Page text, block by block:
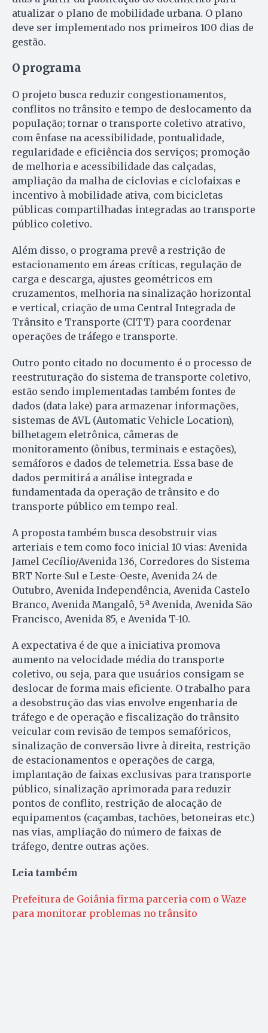
atualizar o plano de mobilidade urbana. O plano
deve ser implementado nos primeiros 100 dias de
gestão.
O programa
O projeto busca reduzir congestionamentos,
conflitos no trânsito e tempo de deslocamento da
população; tornar o transporte coletivo atrativo,
com ênfase na acessibilidade, pontualidade,
regularidade e eficiência dos serviços; promoção
de melhoria e acessibilidade das calçadas,
ampliação da malha de ciclovias e ciclofaixas e
incentivo à mobilidade ativa, com bicicletas
públicas compartilhadas integradas ao transporte
público coletivo.
Além disso, o programa prevê a restrição de
estacionamento em áreas críticas, regulação de
carga e descarga, ajustes geométricos em
cruzamentos, melhoria na sinalização horizontal
e vertical, criação de uma Central Integrada de
Trânsito e Transporte (CITT) para coordenar
operações de tráfego e transporte.
Outro ponto citado no documento é o processo de
reestruturação do sistema de transporte coletivo,
estão sendo implementadas também fontes de
dados (data lake) para armazenar informações,
sistemas de AVL (Automatic Vehicle Location),
bilhetagem eletrônica, câmeras de
monitoramento (ônibus, terminais e estações),
semáforos e dados de telemetria. Essa base de
dados permitirá a análise integrada e
fundamentada da operação de trânsito e do
transporte público em tempo real.
A proposta também busca desobstruir vias
arteriais e tem como foco inicial 10 vias: Avenida
Jamel Cecílio/Avenida 136, Corredores do Sistema
BRT Norte-Sul e Leste-Oeste, Avenida 24 de
Outubro, Avenida Independência, Avenida Castelo
Branco, Avenida Mangalô, 5ª Avenida, Avenida São
Francisco, Avenida 85, e Avenida T-10.
A expectativa é de que a iniciativa promova
aumento na velocidade média do transporte
coletivo, ou seja, para que usuários consigam se
deslocar de forma mais eficiente. O trabalho para
a desobstrução das vias envolve engenharia de
tráfego e de operação e fiscalização do trânsito
veicular com revisão de tempos semafóricos,
sinalização de conversão livre à direita, restrição
de estacionamentos e operações de carga,
implantação de faixas exclusivas para transporte
público, sinalização aprimorada para reduzir
pontos de conflito, restrição de alocação de
equipamentos (caçambas, tachões, betoneiras etc.)
nas vias, ampliação do número de faixas de
tráfego, dentre outras ações.
Leia também
Prefeitura de Goiânia firma parceria com o Waze
para monitorar problemas no trânsito